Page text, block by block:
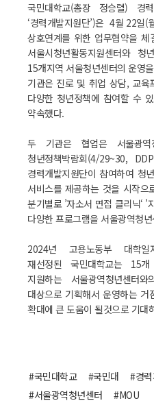
국민대학교(총장 정승렬) 경
‘경력개발지원단’)은 4월 22일(
상호연계를 위한 업무협약을
서울시청년활동지원센터와
15개지역 서울청년센터의 운영
기관은 진로 및 취업 상담, 교육
다양한 청년정책에 참여할 수
약속했다.
두 기관은 협업은 서울광역
청년정책박람회(4/29~30,
경력개발지원단이 참여하여 청
서비스를 제공하는 것을 시작
분기별로 ’자소서 면접 클리닉‘ ’
다양한 프로그램을 서울광역청
2024년 고용노동부 대학일
재선정된 국민대학교는 15
지원하는 서울광역청년센터
대상으로 기획해서 운영하는
확대에 큰 도움이 될것으로 기대
#국민대학교 #국민대
#경
#서울광역청년센터
#MOU